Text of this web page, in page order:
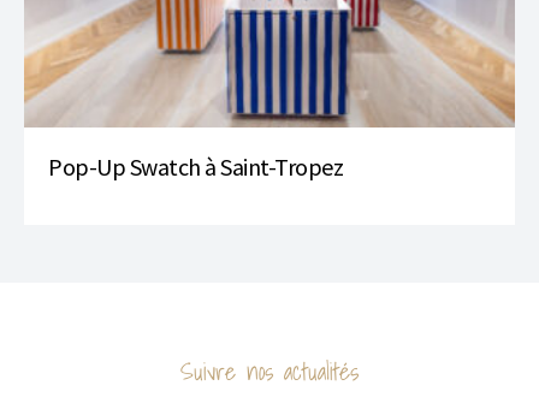
Pop-Up Swatch à Saint-Tropez
Suivre nos actualités